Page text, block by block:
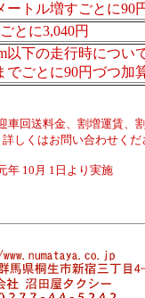
ートル増すごとに90
とに3,040円
以下の走行時につい
でごとに90円づつ加
車回送料金、割増運賃、
しくはお問い合わせくだ
年 10月 1日より実施